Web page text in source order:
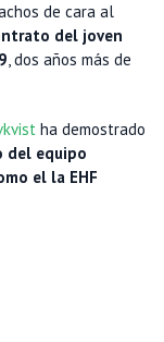
de cara al
del joven
, dos años más de
ha demostrado
del equipo
el la EHF